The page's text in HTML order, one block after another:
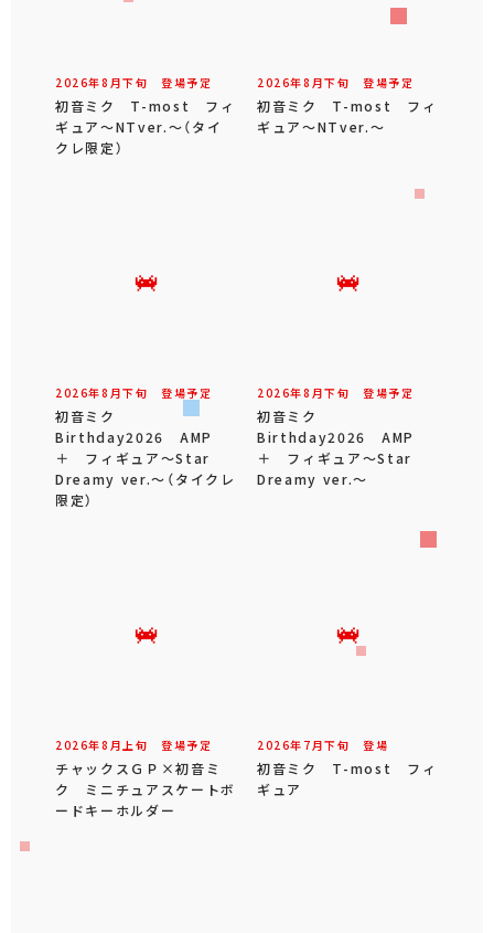
2026年8 月下旬 登場予定
初音ミク T-most フィ
ギュア～NTver.～（タイ
クレ限定）
2026年8 月下旬 登場予定
初音ミク T-most フィ
ギュア～NTver.～
2026年8 月下旬 登場予定
初音ミク
Birthday2026 AMP
＋ フィギュア～Star
Dreamy ver.～（タイクレ
限定）
2026年8 月下旬 登場予定
初音ミク
Birthday2026 AMP
＋ フィギュア～Star
Dreamy ver.～
2026年8 月 上旬 登場予定
チャックスＧＰ×初音ミ
ク ミニチュアスケートボ
ードキーホルダー
2026年 7 月下旬 登場
初音ミク T-most フィ
ギュア